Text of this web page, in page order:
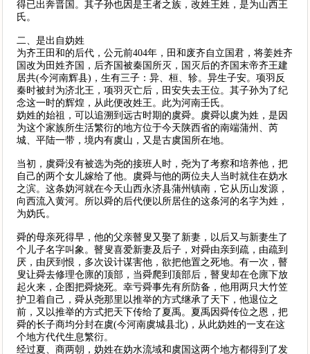
得已出奔晋国。其子孙也因是王者之族，改姓王姓，是为山西王
氏。
二、是出自妫姓
为齐王田和的后代，公元前404年，田和废齐自立国君，将姜姓齐
国改为田姓齐国，后齐国被秦国所灭，国灭后的齐国末帝齐王建
居共(今河南辉县)，生有三子：异、桓、轸。异生子安。项羽反
秦时被封为济北王，项羽灭亡后，田安失去王位。其子孙为了纪
念这一时的辉煌，从此便改姓王。此为河南壬氏。
妫姓的始祖，可以追溯到远古时期的虞舜。虞舜以虞为姓，是因
为这个家族所生活繁衍的地方位于今天陕西省的南端蒲州、芮
城、平陆一带，境内有虞山，又是古虞国所在地。
当初，虞舜没有被选为尧的接班人时，尧为了考察和培养他，把
自己的两个女儿嫁给了他。虞舜与他的两位夫人当时就住在妫水
之滨。这条妫河就在今天山西永济县蒲州镇南，它从历山发源，
向西流入黄河。所以舜的后代便以所居住的这条河的名字为姓，
为妫氏。
舜的母亲死得早，他的父亲瞽叟又娶了新妻，以后又与新妻生了
个儿子名字叫象。瞽叟喜爱新妻及后子，对舜由亲到疏，由疏到
厌，由厌到恨，多次设计谋害他，欲把他置之死地。有一次，瞽
叟让舜去修理仓廪的顶部，当舜爬到顶部后，瞽叟却在仓廪下放
起火来，企图把舜烧死。幸亏舜事先有所防备，他用两只大竹笠
护卫着自己，舜从尧那里以推举的方式继承了天下，他退位之
前，又以推举的方式把天下传给了夏禹。夏禹因舜传位之恩，把
舜的长子商均分封在虞(今河南虞城县北)，从此妫姓的一支在这
个地方代代生息繁衍。
经过夏、商两朝，妫姓在妫水流域和虞国这两个地方都得到了发